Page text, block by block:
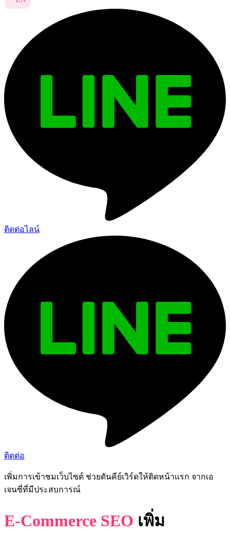
ติดต่อไลน์
ติดต่อ
เพิ่มการเข้าชมเว็บไซต์ ช่วยดันคีย์เวิร์ดให้ติดหน้าแรก จากเอ
เจนซี่ที่มีประสบการณ์
E-Commerce SEO เพิ่ม